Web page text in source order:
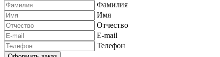
Фамилия
Имя
Отчество
E-mail
Телефон